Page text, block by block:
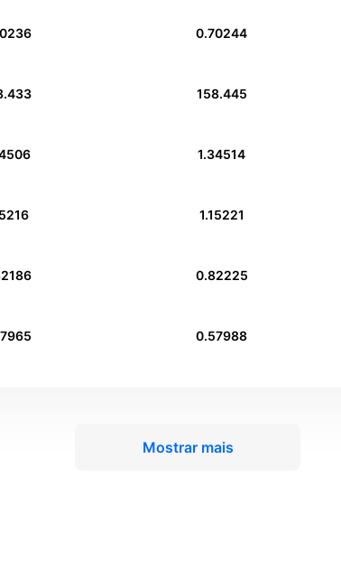
0.70244
158.445
1.34514
1.15221
0.82225
0.57988
Mostrar mais